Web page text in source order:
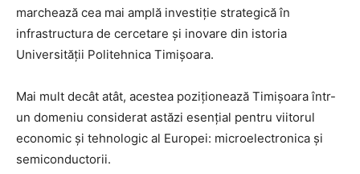
marchează cea mai amplă investiție strategică în
infrastructura de cercetare și inovare din istoria
Universității Politehnica Timișoara.
Mai mult decât atât, acestea poziționează Timișoara într-
un domeniu considerat astăzi esențial pentru viitorul
economic și tehnologic al Europei: microelectronica și
semiconductorii.